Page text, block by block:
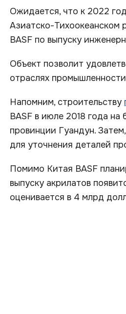
Ожидается, что к 2022
Азиатско-Тихоокеанском
BASF по выпуску
Объект позволит
отраслях
Напомним, строительству
BASF в июле 2018 года
провинции Гуандун.
для уточнения деталей
Помимо Китая BASF
выпуску акрилатов
оценивается в 4 млрд